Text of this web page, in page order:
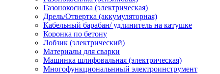
Газонокосилка (электрическая)
Дрель/Отвертка (аккумуляторная)
Кабельный барабан/ удлинитель на катушке
Коронка по бетону
Лобзик (электрический)
Материалы для сварки
Машинка шлифовальная (электрическая)
Многофункциональниый электроинструмент